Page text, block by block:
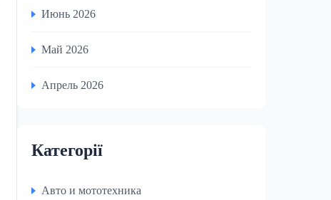
Июнь 2026
Май 2026
Апрель 2026
Категорії
Авто и мототехника